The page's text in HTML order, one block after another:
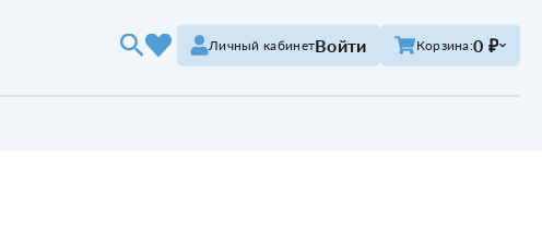
Личный кабинетВойти Корзина:0 ₽